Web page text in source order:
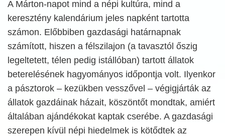
A Márton-napot mind a népi kultúra, mind a
keresztény kalendárium jeles napként tartotta
számon. Előbbiben gazdasági határnapnak
számított, hiszen a félszilajon (a tavasztól őszig
legeltetett, télen pedig istállóban) tartott állatok
beterelésének hagyományos időpontja volt. Ilyenkor
a pásztorok – kezükben vesszővel – végigjárták az
állatok gazdáinak házait, köszöntőt mondtak, amiért
általában ajándékokat kaptak cserébe. A gazdasági
szerepen kívül népi hiedelmek is kötődtek az